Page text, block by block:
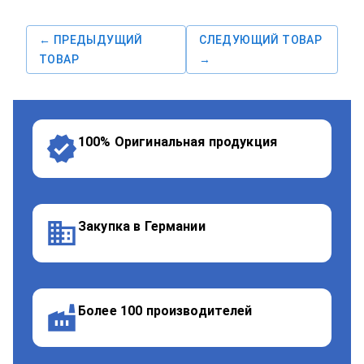
← ПРЕДЫДУЩИЙ
ТОВАР
СЛЕДУЮЩИЙ ТОВАР
→
100% Оригинальная продукция
Закупка в Германии
Более 100 производителей